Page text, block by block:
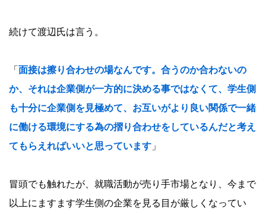
続けて渡辺氏は言う。
「 面接は擦り合わせの場なんです。合うのか合わないの
か、それは企業側が一方的に決める事ではなくて、学生側
も十分に企業側を見極めて、お互いがより良い関係で一緒
に働ける環境にする為の摺り合わせをしているんだと考え
てもらえればいいと思っています 」
冒頭でも触れたが、就職活動が売り手市場となり、今まで
以上にますます学生側の企業を見る目が厳しくなってい